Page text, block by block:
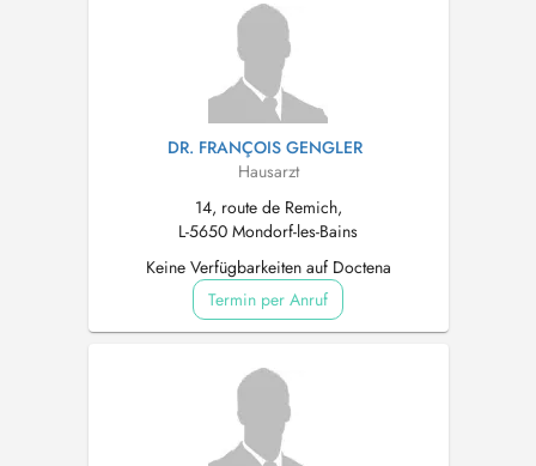
DR. FRANÇOIS GENGLER
Hausarzt
14, route de Remich,
L-5650 Mondorf-les-Bains
Keine Verfügbarkeiten auf Doctena
Termin per Anruf